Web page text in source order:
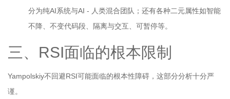
分为纯AI系统与AI - 人类混合团队；还有各种二元属性如智能
不降、不变代码段、隔离与交互、可暂停等。
三、RSI面临的根本限制
Yampolskiy不回避RSI可能面临的根本性障碍，这部分分析十分严
谨。